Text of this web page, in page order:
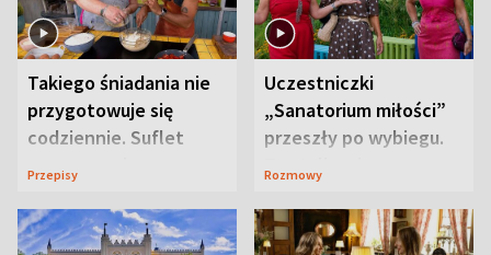
Takiego śniadania nie
przygotowuje się
codziennie. Suflet
serowy zachwyca
Przepisy
Uczestniczki
„Sanatorium miłości”
przeszły po wybiegu.
Te stylizacje
Rozmowy